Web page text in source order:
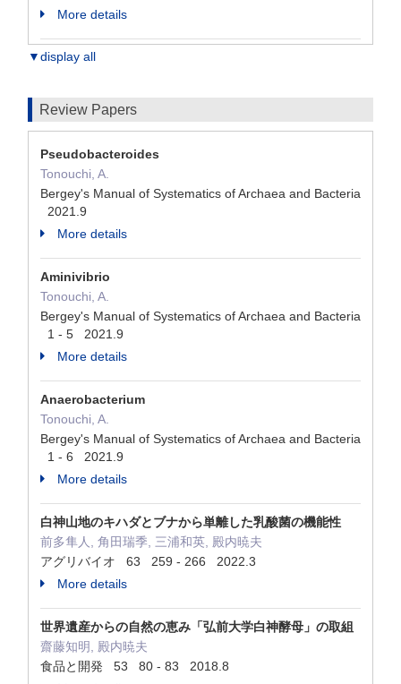
More details
▼display all
Review Papers
Pseudobacteroides
Tonouchi, A.
Bergey's Manual of Systematics of Archaea and Bacteria
2021.9
More details
Aminivibrio
Tonouchi, A.
Bergey's Manual of Systematics of Archaea and Bacteria
1 - 5 2021.9
More details
Anaerobacterium
Tonouchi, A.
Bergey's Manual of Systematics of Archaea and Bacteria
1 - 6 2021.9
More details
白神山地のキハダとブナから単離した乳酸菌の機能性
前多隼人, 角田瑞季, 三浦和英, 殿内暁夫
アグリバイオ 63 259 - 266 2022.3
More details
世界遺産からの自然の恵み「弘前大学白神酵母」の取組
齋藤知明, 殿内暁夫
食品と開発 53 80 - 83 2018.8